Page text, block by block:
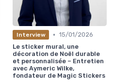
Interview • 15/01/2026
Le sticker mural, une
décoration de Noël durable
et personnalisée – Entretien
avec Aymeric Wilke,
fondateur de Magic Stickers